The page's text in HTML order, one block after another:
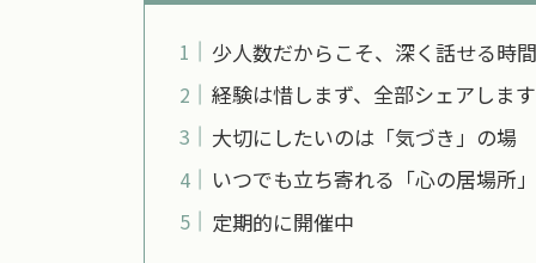
少人数だからこそ、深く話せる時
経験は惜しまず、全部シェアしま
大切にしたいのは「気づき」の場
いつでも立ち寄れる「心の居場所
定期的に開催中